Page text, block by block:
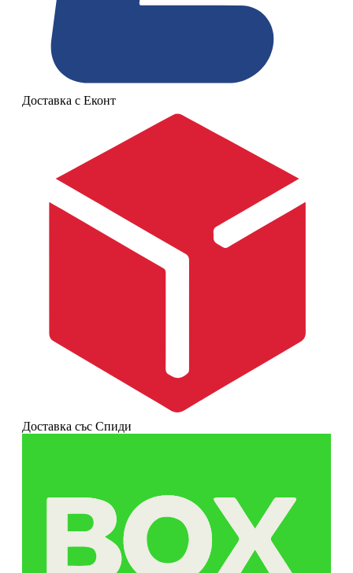
Доставка с Еконт
Доставка със Спиди